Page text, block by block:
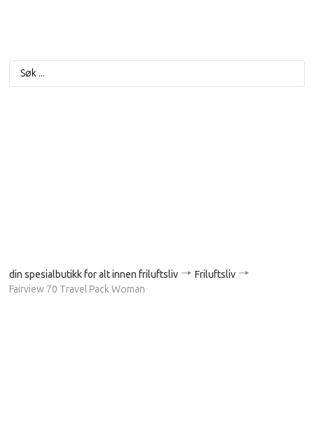
din spesialbutikk for alt innen friluftsliv
Friluftsliv
Fairview 70 Travel Pack Woman